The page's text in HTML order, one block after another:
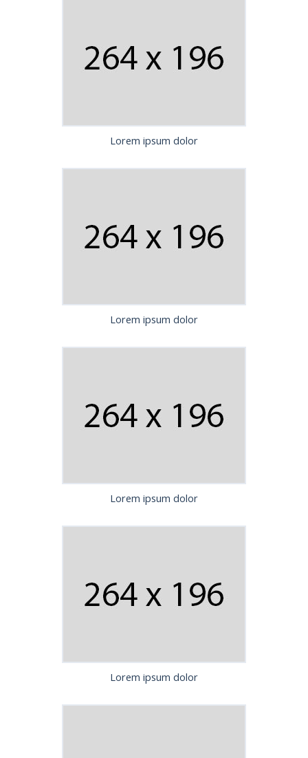
Lorem ipsum dolor
Lorem ipsum dolor
Lorem ipsum dolor
Lorem ipsum dolor